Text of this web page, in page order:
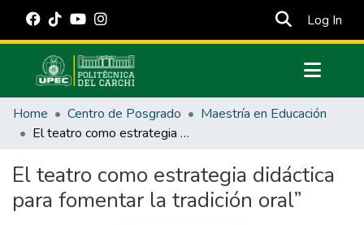
Log In
Communities & Collections
All of DSpace
Estadísticas Externas
Manuales
Home Centro de Posgrado
Maestría en Educación
El teatro como estrategia didáctica para fomentar la tradición oral”
El teatro como estrategia didáctica
para fomentar la tradición oral”